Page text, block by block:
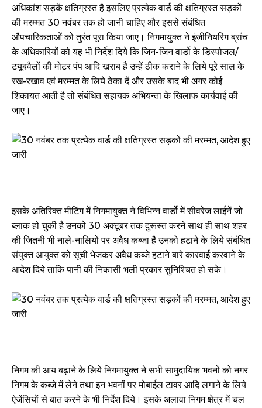
अधिकांश सड़कें क्षतिग्रस्त है इसलिए प्रत्येक वार्ड की क्षतिग्रस्त सड़कों
की मरम्मत 30 नवंबर तक हो जानी चाहिए और इससे संबंधित
औपचारिकताओं को तुरंत पूरा किया जाए। निगमायुक्त ने इंजीनियरिंग ब्रांच
के अधिकारियों को यह भी निर्देश दिये कि जिन-जिन वार्डो के डिस्पोजल/
टयूबवैलों की मोटर पंप आदि खराब है उन्हें ठीक कराने के लिये पूरे साल के
रख-रखाव एवं मरम्मत के लिये ठेका दें और उसके बाद भी अगर कोई
शिकायत आती है तो संबंधित सहायक अभियन्ता के खिलाफ कार्यवाई की
जाए।
इसके अतिरिक्त मीटिंग में निगमायुक्त ने विभिन्न वार्डो में सीवरेज लाईनें जो
ब्लाक हो चुकी है उनको 30 अक्टूबर तक दुरूस्त करने साथ ही साथ शहर
की जितनी भी नाले-नालियों पर अवैध कब्जा है उनको हटाने के लिये संबंधित
संयुक्त आयुक्त को सूची भेजकर अवैध कब्जे हटाने बारे कारवाई करवाने के
आदेश दिये ताकि पानी की निकासी भली प्रकार सुनिश्चित हो सके।
निगम की आय बढ़ाने के लिये निगमायुक्त ने सभी सामुदायिक भवनों को नगर
निगम के कब्जे में लेने तथा इन भवनों पर मोबाईल टावर आदि लगाने के लिये
ऐजेंसियों से बात करने के भी निर्देश दिये। इसके अलावा निगम क्षेत्र में चल